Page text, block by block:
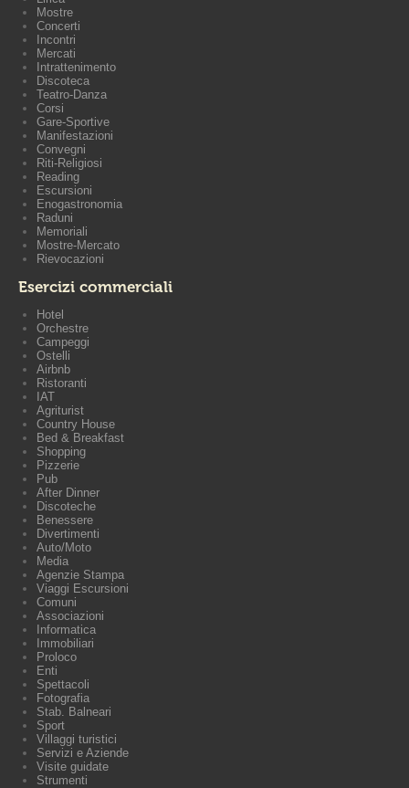
Mostre
Concerti
Incontri
Mercati
Intrattenimento
Discoteca
Teatro-Danza
Corsi
Gare-Sportive
Manifestazioni
Convegni
Riti-Religiosi
Reading
Escursioni
Enogastronomia
Raduni
Memoriali
Mostre-Mercato
Rievocazioni
Esercizi commerciali
Hotel
Orchestre
Campeggi
Ostelli
Airbnb
Ristoranti
IAT
Agriturist
Country House
Bed & Breakfast
Shopping
Pizzerie
Pub
After Dinner
Discoteche
Benessere
Divertimenti
Auto/Moto
Media
Agenzie Stampa
Viaggi Escursioni
Comuni
Associazioni
Informatica
Immobiliari
Proloco
Enti
Spettacoli
Fotografia
Stab. Balneari
Sport
Villaggi turistici
Servizi e Aziende
Visite guidate
Strumenti